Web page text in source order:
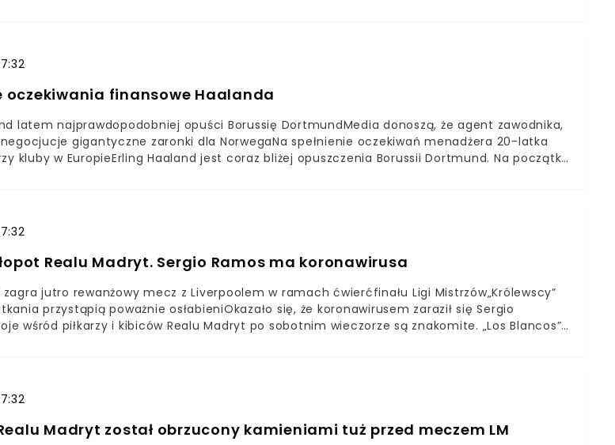
oczekiwania finansowe Haalanda
latem najprawdopodobniej opuści Borussię DortmundMedia donoszą, że agent zawodnika,
gigantyczne zaronki dla NorwegaNa spełnienie oczekiwań menadżera 20-latka
kluby w EuropieErling Haaland jest coraz bliżej opuszczenia Borussii Dortmund. Na początku
i rozmawiać na temat transferu Haalanda z władzami Chelsea Londyn i Manchesteru
jego klubu nie stać na zakup młodego napastnika.
Realu Madryt. Sergio Ramos ma koronawirusa
zagra jutro rewanżowy mecz z Liverpoolem w ramach ćwierćfinału Ligi Mistrzów„Królewscy”
przystąpią poważnie osłabieniOkazało się, że koronawirusem zaraził się Sergio
wśród piłkarzy i kibiców Realu Madryt po sobotnim wieczorze są znakomite. „Los Blancos”
O ile w pierwszym starciu defensywa madrytczyków dała sobie radę, o tyle jutro
trudniej. Na dodatek okazało się, że koronawirusa ma Sergio Ramos.
Madryt został obrzucony kamieniami tuż przed meczem LM